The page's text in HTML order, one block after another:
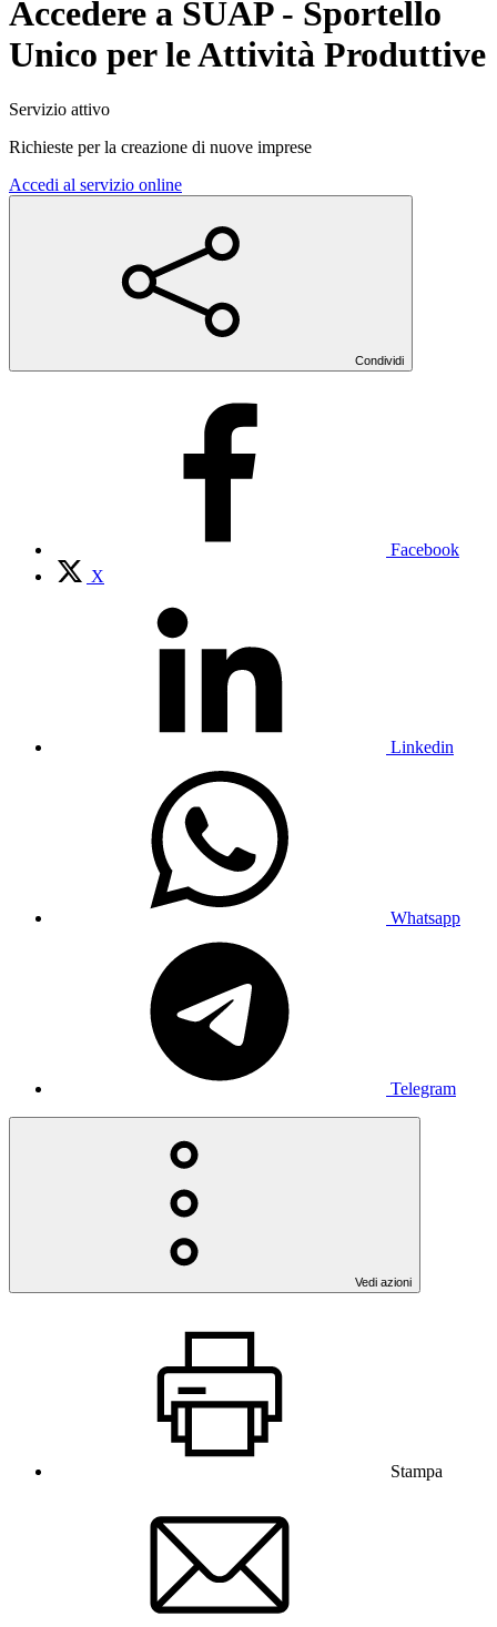
Accedere a SUAP - Sportello
Unico per le Attività Produttive
Servizio attivo
Richieste per la creazione di nuove imprese
Accedi al servizio online
Condividi
Facebook
X
Linkedin
Whatsapp
Telegram
Vedi azioni
Stampa